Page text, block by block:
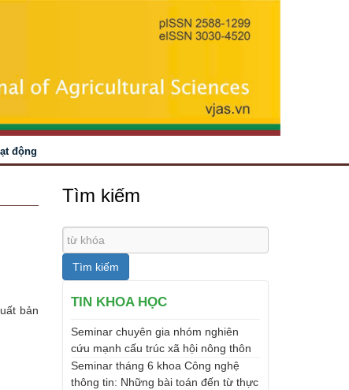
động
bản
Tìm kiếm
Tìm kiếm
TIN KHOA HỌC
Seminar chuyên gia nhóm nghiên
cứu mạnh cấu trúc xã hội nông thôn
Seminar tháng 6 khoa Công nghệ
thông tin: Những bài toán đến từ thực